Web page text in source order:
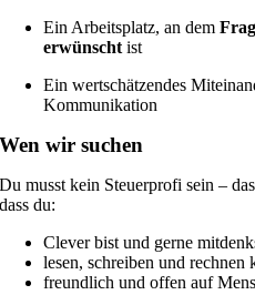
Ein Arbeitsplatz, an dem
erwünscht ist
Ein wertschätzendes
Kommunikation
Wen wir suchen
Du musst kein Steuerprofi sein –
dass du:
Clever bist und gerne
lesen, schreiben und rechnen
freundlich und offen auf